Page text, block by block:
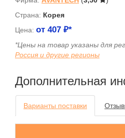
Страна: Корея
Цена: от 407 ₽*
*Цены на товар указаны для
Россия и другие регионы
Дополнительная
Варианты поставки